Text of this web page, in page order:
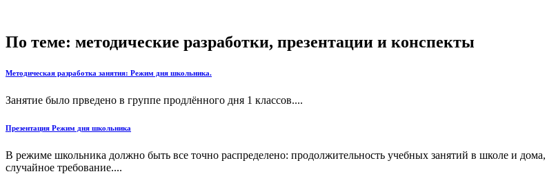
По теме: методические разработки, презентации и конспекты
Методическая разработка занятия: Режим дня школьника.
Занятие было прведено в группе продлённого дня 1 классов....
Презентация Режим дня школьника
В режиме школьника должно быть все точно распределено: продолжительность учебных занятий в школе и
случайное требование....